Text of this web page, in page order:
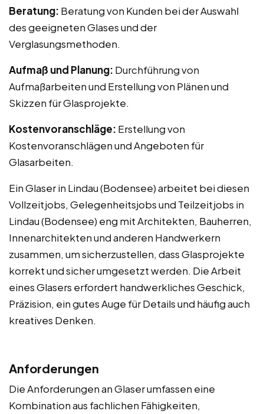
Beratung: Beratung von Kunden bei der Auswahl
des geeigneten Glases und der
Verglasungsmethoden.
Aufmaß und Planung: Durchführung von
Aufmaßarbeiten und Erstellung von Plänen und
Skizzen für Glasprojekte.
Kostenvoranschläge: Erstellung von
Kostenvoranschlägen und Angeboten für
Glasarbeiten.
Ein Glaser in Lindau (Bodensee) arbeitet bei diesen
Vollzeitjobs, Gelegenheitsjobs und Teilzeitjobs in
Lindau (Bodensee) eng mit Architekten, Bauherren,
Innenarchitekten und anderen Handwerkern
zusammen, um sicherzustellen, dass Glasprojekte
korrekt und sicher umgesetzt werden. Die Arbeit
eines Glasers erfordert handwerkliches Geschick,
Präzision, ein gutes Auge für Details und häufig auch
kreatives Denken.
Anforderungen
Die Anforderungen an Glaser umfassen eine
Kombination aus fachlichen Fähigkeiten,